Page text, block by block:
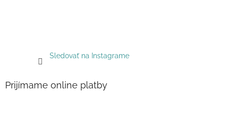
Sledovať na Instagrame
Prijímame online platby